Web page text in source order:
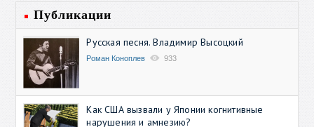
Публикации
Русская песня. Владимир Высоцкий
Роман Коноплев 933
Как США вызвали у Японии когнитивные
нарушения и амнезию?